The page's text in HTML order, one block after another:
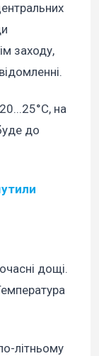
заходу,
на
до
дощі.
літньому